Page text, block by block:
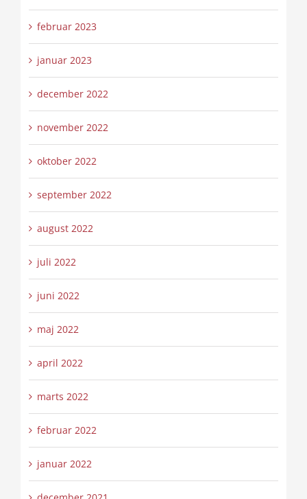
februar 2023
januar 2023
december 2022
november 2022
oktober 2022
september 2022
august 2022
juli 2022
juni 2022
maj 2022
april 2022
marts 2022
februar 2022
januar 2022